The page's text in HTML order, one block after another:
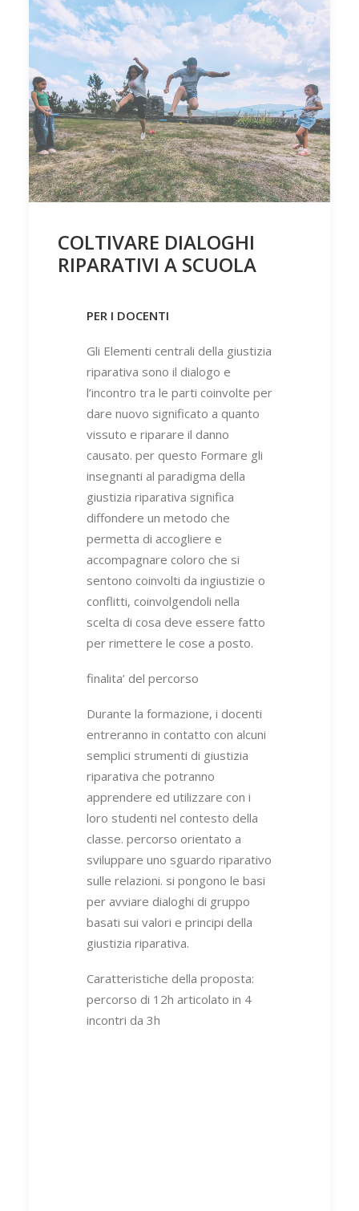
COLTIVARE DIALOGHI
RIPARATIVI A SCUOLA
PER I DOCENTI
Gli Elementi centrali della giustizia
riparativa sono il dialogo e
l’incontro tra le parti coinvolte per
dare nuovo significato a quanto
vissuto e riparare il danno
causato. per questo Formare gli
insegnanti al paradigma della
giustizia riparativa significa
diffondere un metodo che
permetta di accogliere e
accompagnare coloro che si
sentono coinvolti da ingiustizie o
conflitti, coinvolgendoli nella
scelta di cosa deve essere fatto
per rimettere le cose a posto.
finalita’ del percorso
Durante la formazione, i docenti
entreranno in contatto con alcuni
semplici strumenti di giustizia
riparativa che potranno
apprendere ed utilizzare con i
loro studenti nel contesto della
classe. percorso orientato a
sviluppare uno sguardo riparativo
sulle relazioni. si pongono le basi
per avviare dialoghi di gruppo
basati sui valori e principi della
giustizia riparativa.
Caratteristiche della proposta:
percorso di 12h articolato in 4
incontri da 3h